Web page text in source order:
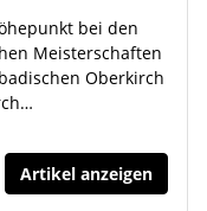
bei den
Meisterschaften
Oberkirch
Artikel anzeigen